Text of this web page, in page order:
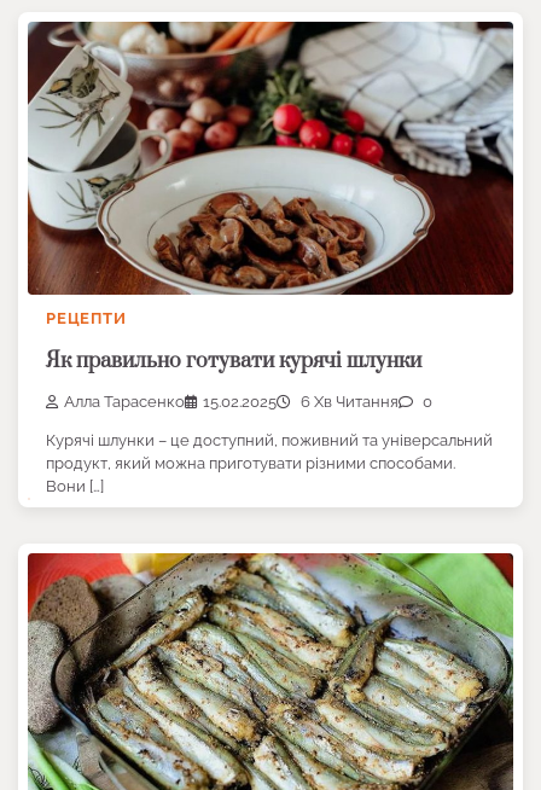
РЕЦЕПТИ
Як правильно готувати курячі шлунки
Алла Тарасенко 15.02.2025 6 Хв Читання 0
Курячі шлунки – це доступний, поживний та універсальний
продукт, який можна приготувати різними способами.
Вони […]